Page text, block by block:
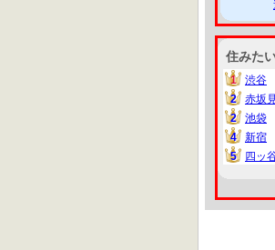
住みた
1
1
渋谷
2
2
赤坂
2
2
池袋
4
4
新宿
5
5 四ッ